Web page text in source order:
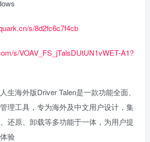
s/8d2fc6c7f4cb
s/VOAV_FS_jTalsDUtUN1vWET-A1?
生海外版Driver Talen是一款功能全面、
理工具，专为海外及中文用户设计，集
还原、卸载等多功能于一体，为用户提
验